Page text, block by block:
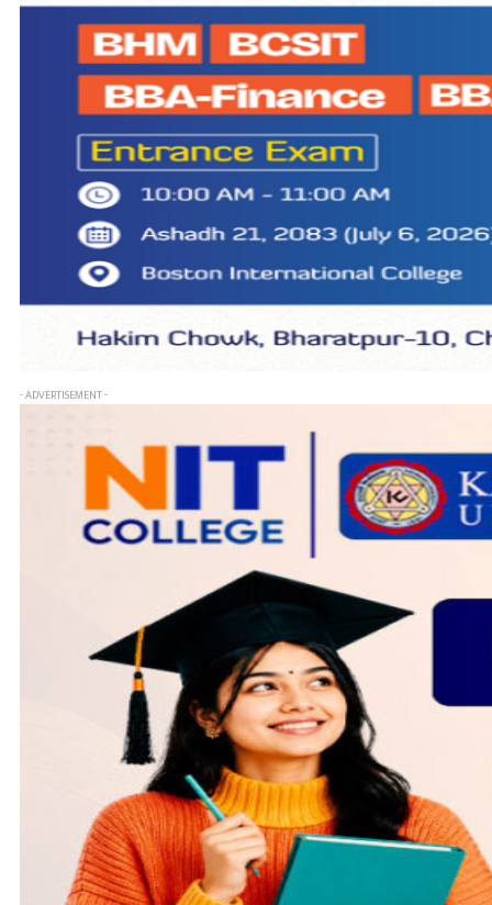
- ADVERTISEMENT -